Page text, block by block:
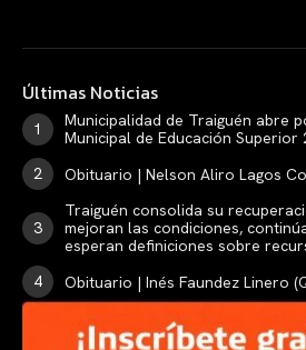
Últimas Noticias
Municipalidad de Traiguén abre
Municipal de Educación Superior
Obituario | Nelson Aliro Lagos
Traiguén consolida su
mejoran las condiciones,
esperan definiciones sobre
Obituario | Inés Faundez Linero